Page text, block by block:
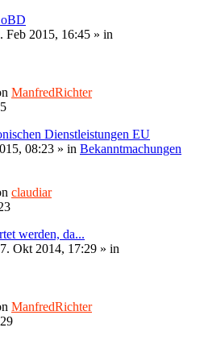
Feb 2015, 16:45 » in
ManfredRichter
Dienstleistungen EU
08:23 » in Bekanntmachungen
claudiar
werden, da...
Okt 2014, 17:29 » in
ManfredRichter